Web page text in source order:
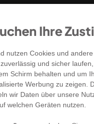
Ihre
nutzen Cookies und andere
und sicher
Schirm behalten und um
Werbung zu zeigen.
wir Daten über unsere
welchen Geräten nutzen.
Anmeldung